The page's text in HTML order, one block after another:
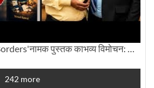
नई दिल्ली I I Cमें Bridging Borders'नामक पुस्तक काभव्य विमोचन: Dku ब्यूरो चीफ की ग्राउंड रिपोर्टिंग
242 more